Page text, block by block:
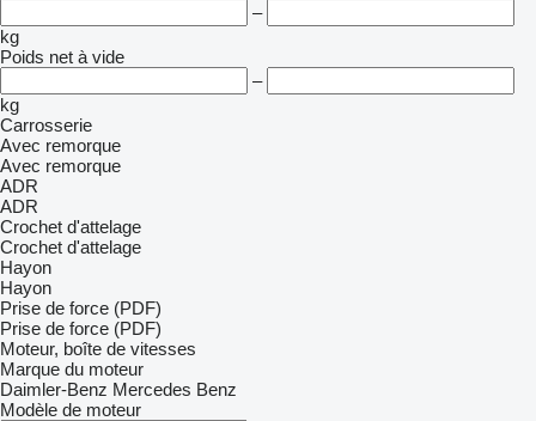
–
kg
Poids net à vide
–
kg
Carrosserie
Avec remorque
Avec remorque
ADR
ADR
Crochet d'attelage
Crochet d'attelage
Hayon
Hayon
Prise de force (PDF)
Prise de force (PDF)
Moteur, boîte de vitesses
Marque du moteur
Daimler-Benz Mercedes Benz
Modèle de moteur